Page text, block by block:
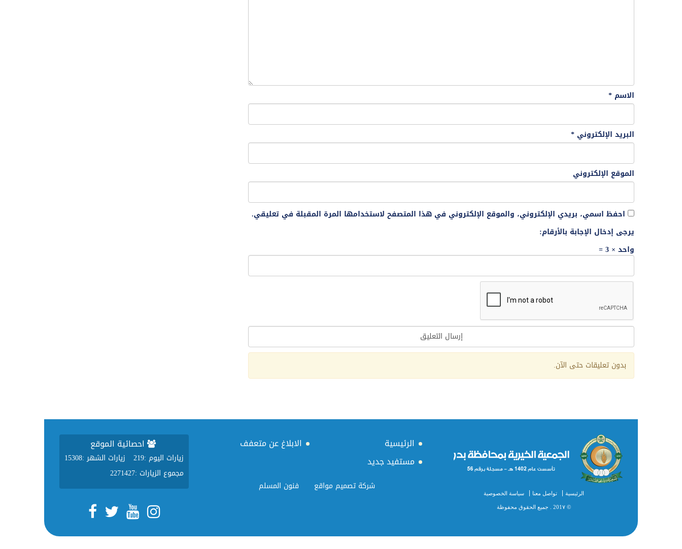
الاسم *
البريد الإلكتروني *
الموقع الإلكتروني
احفظ اسمي، بريدي الإلكتروني، والموقع الإلكتروني في هذا المتصفح لاستخدامها المرة المقبلة في تعليقي.
يرجى إدخال الإجابة بالأرقام:
واحد × 3 =
Alternative:
بدون تعليقات حتى الآن.
الرئيسية تواصل معنا سياسة الخصوصية
© 201٧ . جميع الحقوق محفوظة
الرئيسية
الابلاغ عن متعفف
مستفيد جديد
شركة تصميم مواقع فنون المسلم
احصائية الموقع
زيارات اليوم :219 زيارات الشهر :15308
مجموع الزيارات :2271427